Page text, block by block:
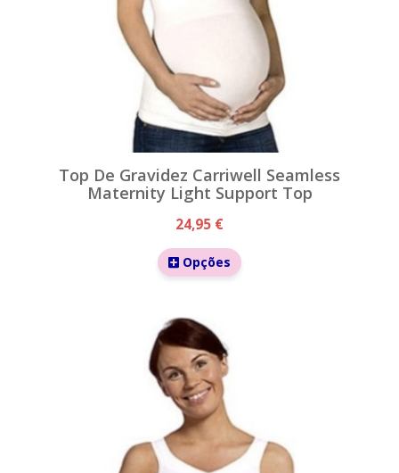
Top De Gravidez Carriwell Seamless
Maternity Light Support Top
24,95 €
Opções